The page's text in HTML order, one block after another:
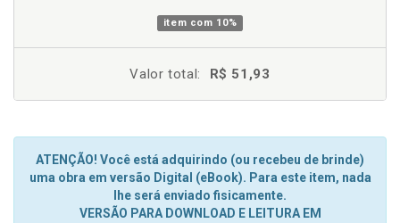
item com 10%
Valor total: R$ 51,93
ATENÇÃO! Você está adquirindo (ou recebeu de brinde)
uma obra em versão Digital (eBook). Para este item, nada
lhe será enviado fisicamente.
VERSÃO PARA DOWNLOAD E LEITURA EM